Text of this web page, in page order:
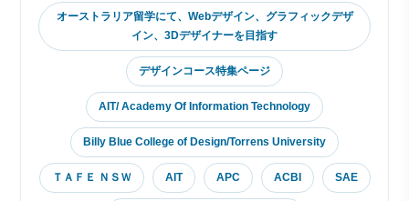
オーストラリア留学にて、Webデザイン、グラフィックデザ
イン、3Dデザイナーを目指す
デザインコース特集ページ
AIT/ Academy Of Information Technology
Billy Blue College of Design/Torrens University
ＴＡＦＥ ＮＳＷ AIT APC ACBI SAE